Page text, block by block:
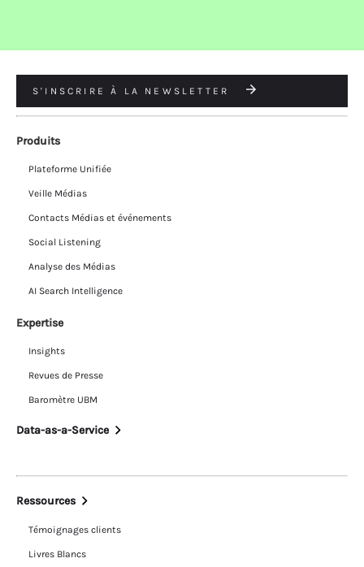
S'INSCRIRE À LA NEWSLETTER
Produits
Plateforme Unifiée
Veille Médias
Contacts Médias et événements
Social Listening
Analyse des Médias
AI Search Intelligence
Expertise
Insights
Revues de Presse
Baromètre UBM
Data-as-a-Service
Ressources
Témoignages clients
Livres Blancs